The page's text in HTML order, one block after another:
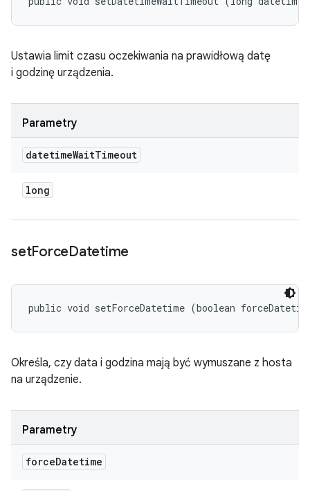
Ustawia limit czasu oczekiwania na prawidłową datę
i godzinę urządzenia.
Parametry
datetimeWaitTimeout
long
setForceDatetime
public void setForceDatetime (boolean
Określa, czy data i godzina mają być wymuszane z hosta
na urządzenie.
Parametry
forceDatetime